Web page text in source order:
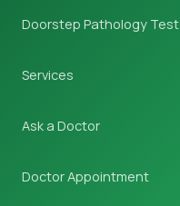
Doorstep Pathology Test
Services
Ask a Doctor
Doctor Appointment